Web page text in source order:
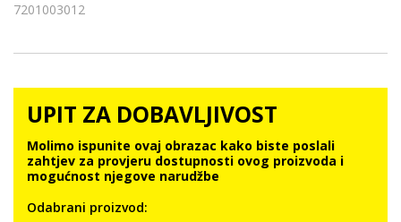
7201003012
UPIT ZA DOBAVLJIVOST
Molimo ispunite ovaj obrazac kako biste poslali
zahtjev za provjeru dostupnosti ovog proizvoda i
mogućnost njegove narudžbe
Odabrani proizvod: